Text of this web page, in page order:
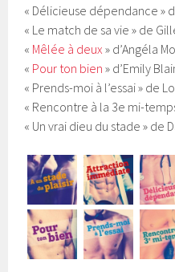
« Délicieuse dépendance »
« Le match de sa vie » de
« Mêlée à deux » d’Angéla
« Pour ton bien » d’Emily
« Prends-moi à l’essai » de
« Rencontre à la 3e mi-
« Un vrai dieu du stade » de